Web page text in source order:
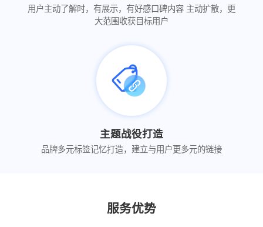
用户主动了解时，有展示，有好感口碑内容 主动扩散，更
大范围收获目标用户
主题战役打造
品牌多元标签记忆打造，建立与用户更多元的链接
服务优势